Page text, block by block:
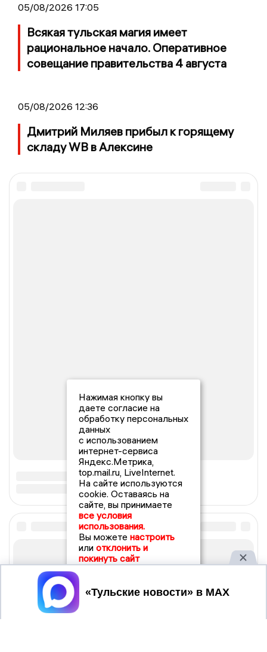
05/08/2026 17:05
Всякая тульская магия имеет
рациональное начало. Оперативное
совещание правительства 4 августа
05/08/2026 12:36
Дмитрий Миляев прибыл к горящему
складу WB в Алексине
Нажимая кнопку вы
даете согласие на
обработку персональных
данных
с использованием
интернет-сервиса
Яндекс.Метрика,
top.mail.ru, LiveInternet.
На сайте используются
cookie. Оставаясь на
сайте, вы принимаете
все условия
использования.
Вы можете настроить
или отклонить и
покинуть сайт
Принять